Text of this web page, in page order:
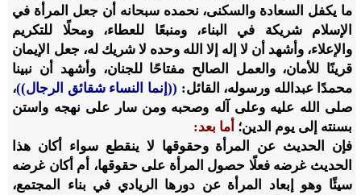
ما يكفل السعادة والسكنى، نحمده سبحانه أن جعل المرأة في
الإسلام شريكة في البناء، ومنبعًا للعطاء، ومحلًا للتكريم
والإعلاء، وأشهد أن لا إله إلا الله وحده لا شريك له، جعل الإيمان
قرينًا للأمان، والعمل الصالح مفتاحًا للجنان، وأشهد أن نبينا
محمدًا عبدالله ورسوله، القائل: ((إنما النساء شقائق الرجال))،
صلى الله عليه وعلى آله وصحبه ومن سار على نهجه واستن
بسنته إلى يوم الدين؛ أما بعد:
فإن الحديث عن المرأة وحقوقها لا ينقطع سواء أكان هذا
الحديث غرضه فعلًا حصول المرأة على حقوقها، أم أكان غرضه
سيئًا وهو إبعاد المرأة عن دورها الريادي في بناء المجتمع،